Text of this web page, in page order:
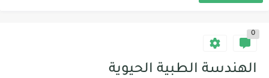
0
الهندسة الطبية الحيوية